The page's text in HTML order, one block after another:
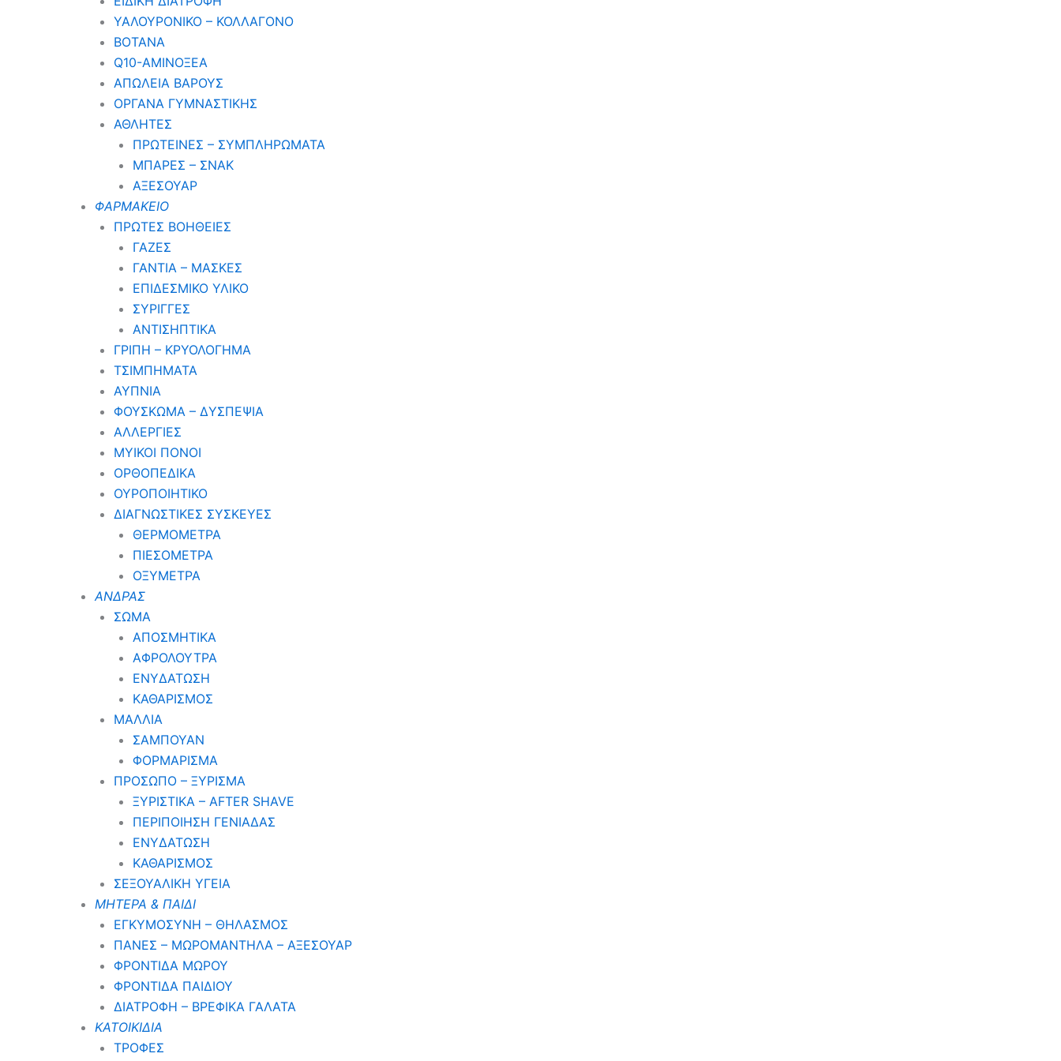
ΥΑΛΟΥΡΟΝΙΚΟ – ΚΟΛΛΑΓΟΝΟ
ΒΟΤΑΝΑ
Q10-ΑΜΙΝΟΞΕΑ
ΑΠΩΛΕΙΑ ΒΑΡΟΥΣ
ΟΡΓΑΝΑ ΓΥΜΝΑΣΤΙΚΗΣ
ΑΘΛΗΤΕΣ
ΠΡΩΤΕΙΝΕΣ – ΣΥΜΠΛΗΡΩΜΑΤΑ
ΜΠΑΡΕΣ – ΣΝΑΚ
ΑΞΕΣΟΥΑΡ
ΦΑΡΜΑΚΕΙΟ
ΠΡΩΤΕΣ ΒΟΗΘΕΙΕΣ
ΓΑΖΕΣ
ΓΑΝΤΙΑ – ΜΑΣΚΕΣ
ΕΠΙΔΕΣΜΙΚΟ ΥΛΙΚΟ
ΣΥΡΙΓΓΕΣ
ΑΝΤΙΣΗΠΤΙΚΑ
ΓΡΙΠΗ – ΚΡΥΟΛΟΓΗΜΑ
ΤΣΙΜΠΗΜΑΤΑ
ΑΥΠΝΙΑ
ΦΟΥΣΚΩΜΑ – ΔΥΣΠΕΨΙΑ
ΑΛΛΕΡΓΙΕΣ
ΜΥΙΚΟΙ ΠΟΝΟΙ
ΟΡΘΟΠΕΔΙΚΑ
ΟΥΡΟΠΟΙΗΤΙΚΟ
ΔΙΑΓΝΩΣΤΙΚΕΣ ΣΥΣΚΕΥΕΣ
ΘΕΡΜΟΜΕΤΡΑ
ΠΙΕΣΟΜΕΤΡΑ
ΟΞΥΜΕΤΡΑ
ΑΝΔΡΑΣ
ΣΩΜΑ
ΑΠΟΣΜΗΤΙΚΑ
ΑΦΡΟΛΟΥΤΡΑ
ΕΝΥΔΑΤΩΣΗ
ΚΑΘΑΡΙΣΜΟΣ
ΜΑΛΛΙΑ
ΣΑΜΠΟΥΑΝ
ΦΟΡΜΑΡΙΣΜΑ
ΠΡΟΣΩΠΟ – ΞΥΡΙΣΜΑ
ΞΥΡΙΣΤΙΚΑ – ΑFTER SHAVE
ΠΕΡΙΠΟΙΗΣΗ ΓΕΝΙΑΔΑΣ
ΕΝΥΔΑΤΩΣΗ
ΚΑΘΑΡΙΣΜΟΣ
ΣΕΞΟΥΑΛΙΚΗ ΥΓΕΙΑ
ΜΗΤΕΡΑ & ΠΑΙΔΙ
ΕΓΚΥΜΟΣΥΝΗ – ΘΗΛΑΣΜΟΣ
ΠΑΝΕΣ – ΜΩΡΟΜΑΝΤΗΛΑ – ΑΞΕΣΟΥΑΡ
ΦΡΟΝΤΙΔΑ ΜΩΡΟΥ
ΦΡΟΝΤΙΔΑ ΠΑΙΔΙΟΥ
ΔΙΑΤΡΟΦΗ – ΒΡΕΦΙΚΑ ΓΑΛΑΤΑ
ΚΑΤΟΙΚΙΔΙΑ
ΤΡΟΦΕΣ